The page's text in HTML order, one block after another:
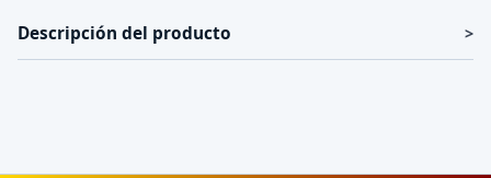
Descripción del producto